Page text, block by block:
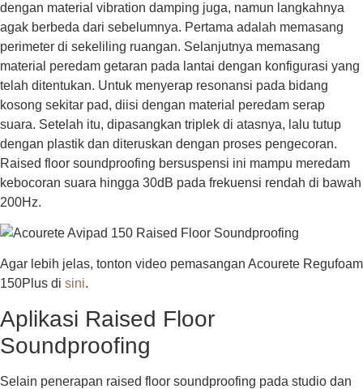
dengan material vibration damping juga, namun langkahnya
agak berbeda dari sebelumnya. Pertama adalah memasang
perimeter di sekeliling ruangan. Selanjutnya memasang
material peredam getaran pada lantai dengan konfigurasi yang
telah ditentukan. Untuk menyerap resonansi pada bidang
kosong sekitar pad, diisi dengan material peredam serap
suara. Setelah itu, dipasangkan triplek di atasnya, lalu tutup
dengan plastik dan diteruskan dengan proses pengecoran.
Raised floor soundproofing bersuspensi ini mampu meredam
kebocoran suara hingga 30dB pada frekuensi rendah di bawah
200Hz.
Agar lebih jelas, tonton video pemasangan Acourete Regufoam
150Plus di sini.
Aplikasi Raised Floor
Soundproofing
Selain penerapan raised floor soundproofing pada studio dan